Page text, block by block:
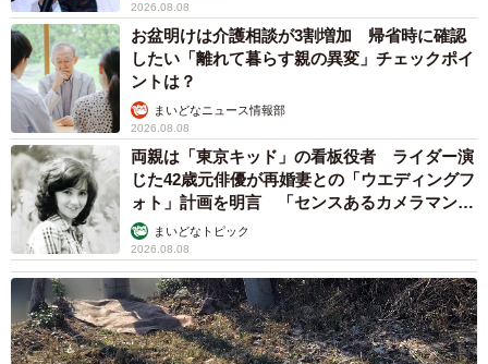
5/7
ふう太くんは口角が上がっているので寝顔もニコニコ♡（柴犬ふう太さ
ん @fufufufufu_ta）
ーー『スピード乾燥モード』！本当に早く乾きそうですね
（笑）。ふう太くんは雨でもお散歩に行きたい派ですか？
「雨でもお散歩派です。カッパは着てくれますが、立ち止
まることもあるので、あまり好きではないようです…」
2026.08.08
お盆明けは介護相談が3割増加 帰省時に確認
したい「離れて暮らす親の異変」チェックポイ
ントは？
まいどなニュース情報部
2026.08.08
両親は「東京キッド」の看板役者 ライダー演
じた42歳元俳優が再婚妻との「ウエディングフ
ォト」計画を明言 「センスあるカメラマン求
む」まいどなトピック
2026.08.08